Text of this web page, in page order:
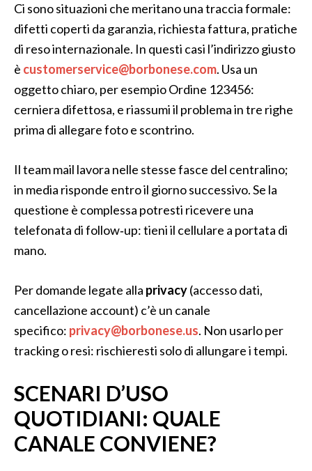
Ci sono situazioni che meritano una traccia formale:
difetti coperti da garanzia, richiesta fattura, pratiche
di reso internazionale. In questi casi l’indirizzo giusto
è customerservice@borbonese.com. Usa un
oggetto chiaro, per esempio Ordine 123456:
cerniera difettosa, e riassumi il problema in tre righe
prima di allegare foto e scontrino.
Il team mail lavora nelle stesse fasce del centralino;
in media risponde entro il giorno successivo. Se la
questione è complessa potresti ricevere una
telefonata di follow‑up: tieni il cellulare a portata di
mano.
Per domande legate alla privacy(accesso dati,
cancellazione account) c’è un canale
specifico: privacy@borbonese.us. Non usarlo per
tracking o resi: rischieresti solo di allungare i tempi.
SCENARI D’USO
QUOTIDIANI: QUALE
CANALE CONVIENE?